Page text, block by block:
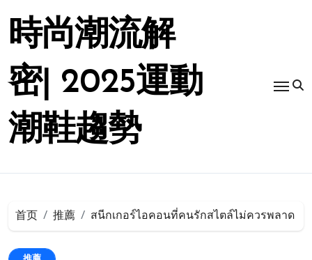
時尚潮流解
密| 2025運動
潮鞋趨勢
首页 推薦 สนีกเกอร์ไอคอนที่คนรักสไตล์ไม่ควรพลาด